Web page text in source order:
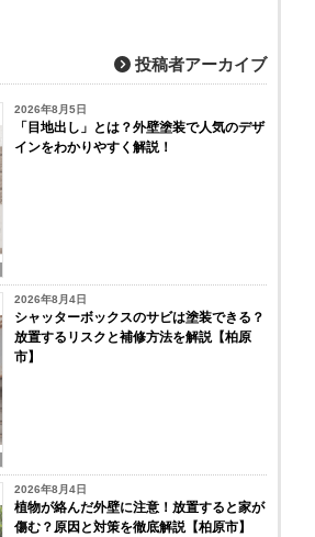
投稿者アーカイブ
2026年8月5日
「目地出し」とは？外壁塗装で人気のデザ
インをわかりやすく解説！
2026年8月4日
シャッターボックスのサビは塗装できる？
放置するリスクと補修方法を解説【柏原
市】
2026年8月4日
植物が絡んだ外壁に注意！放置すると家が
傷む？原因と対策を徹底解説【柏原市】